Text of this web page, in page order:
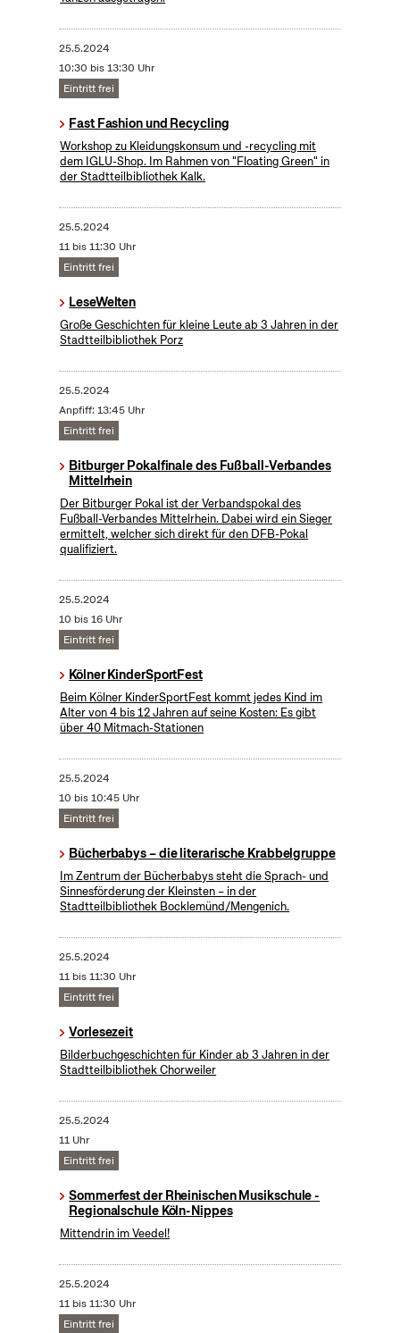
25.5.2024
10:30 bis 13:30 Uhr
Eintritt frei
Fast Fashion und Recycling
Workshop zu Kleidungskonsum und -recycling mit
dem IGLU-Shop. Im Rahmen von "Floating Green" in
der Stadtteilbibliothek Kalk.
25.5.2024
11 bis 11:30 Uhr
Eintritt frei
LeseWelten
Große Geschichten für kleine Leute ab 3 Jahren in der
Stadtteilbibliothek Porz
25.5.2024
Anpfiff: 13:45 Uhr
Eintritt frei
Bitburger Pokalfinale des Fußball-Verbandes
Mittelrhein
Der Bitburger Pokal ist der Verbandspokal des
Fußball-Verbandes Mittelrhein. Dabei wird ein Sieger
ermittelt, welcher sich direkt für den DFB-Pokal
qualifiziert.
25.5.2024
10 bis 16 Uhr
Eintritt frei
Kölner KinderSportFest
Beim Kölner KinderSportFest kommt jedes Kind im
Alter von 4 bis 12 Jahren auf seine Kosten: Es gibt
über 40 Mitmach-Stationen
25.5.2024
10 bis 10:45 Uhr
Eintritt frei
Bücherbabys – die literarische Krabbelgruppe
Im Zentrum der Bücherbabys steht die Sprach- und
Sinnesförderung der Kleinsten – in der
Stadtteilbibliothek Bocklemünd/Mengenich.
25.5.2024
11 bis 11:30 Uhr
Eintritt frei
Vorlesezeit
Bilderbuchgeschichten für Kinder ab 3 Jahren in der
Stadtteilbibliothek Chorweiler
25.5.2024
11 Uhr
Eintritt frei
Sommerfest der Rheinischen Musikschule -
Regionalschule Köln-Nippes
Mittendrin im Veedel!
25.5.2024
11 bis 11:30 Uhr
Eintritt frei